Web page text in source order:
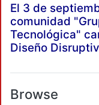
El 3 de
comunidad
Tecnológica"
Diseño
Browse